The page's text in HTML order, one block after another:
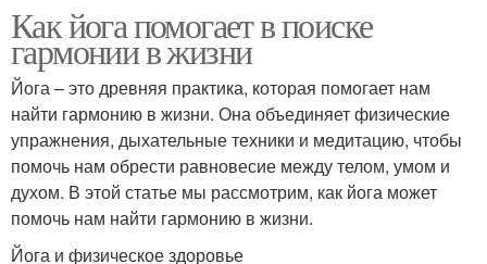
Как йога помогает в поиске
гармонии в жизни
Йога – это древняя практика, которая помогает нам
найти гармонию в жизни. Она объединяет физические
упражнения, дыхательные техники и медитацию, чтобы
помочь нам обрести равновесие между телом, умом и
духом. В этой статье мы рассмотрим, как йога может
помочь нам найти гармонию в жизни.
Йога и физическое здоровье